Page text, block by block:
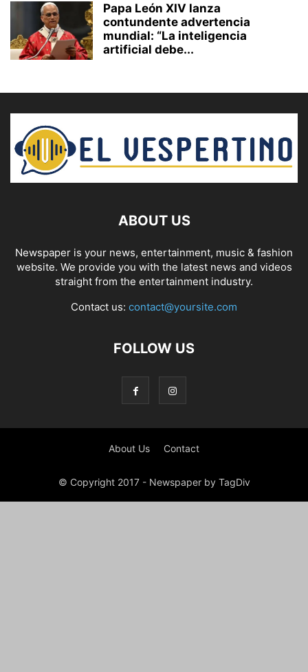
Papa León XIV lanza
contundente advertencia
mundial: “La inteligencia
artificial debe...
ABOUT US
Newspaper is your news, entertainment, music & fashion
website. We provide you with the latest news and videos
straight from the entertainment industry.
Contact us: contact@yoursite.com
FOLLOW US
About Us Contact
© Copyright 2017 - Newspaper by TagDiv